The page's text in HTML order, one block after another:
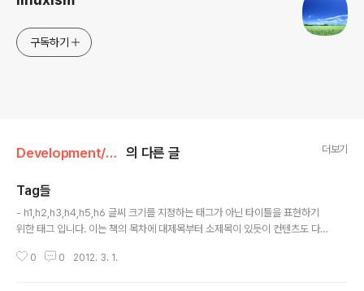
구독하기
Development/HTML 의 다른 글 더보기
Tag들
- h1,h2,h3,h4,h5,h6 글씨 크기를 지정하는 태그가 아닌 타이틀을 표현하기
위한 태그 입니다. 이는 책의 목차에 대제목부터 소제목이 있듯이 컨텐츠도 다
텐츠마다 표기해 주는 것도 한 방법 입니다. [출처] [h1,h2,h3~] 글씨 크기를 지
0 0 2012. 3. 1.